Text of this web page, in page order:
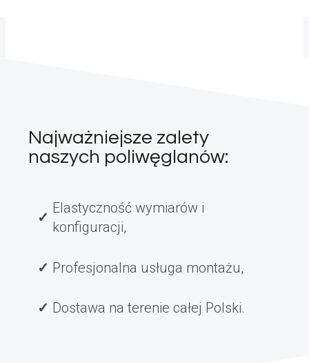
Najważniejsze zalety
naszych poliwęglanów:
Elastyczność wymiarów i
konfiguracji,
Profesjonalna usługa montażu,
Dostawa na terenie całej Polski.